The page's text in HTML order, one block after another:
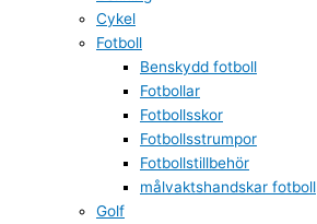
Cykel
Fotboll
Benskydd fotboll
Fotbollar
Fotbollsskor
Fotbollsstrumpor
Fotbollstillbehör
målvaktshandskar fotboll
Golf